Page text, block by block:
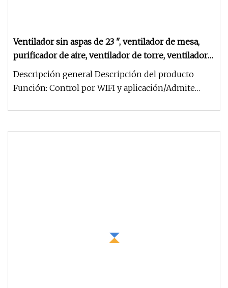
Ventilador sin aspas de 23 ", ventilador de mesa,
purificador de aire, ventilador de torre, ventilador
sin aspas, ventilador de buena calidad, ventilador
de CC, purificador de aire de torre, ventilador de
Descripción general Descripción del producto
Función: Control por WIFI y aplicación/Admite